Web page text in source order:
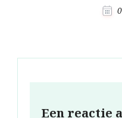
Een reactie